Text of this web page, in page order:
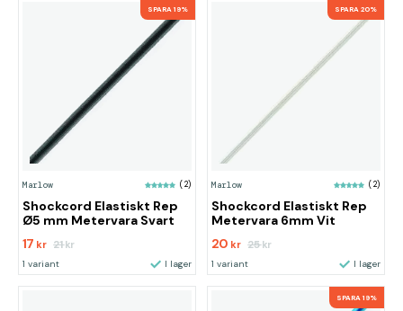
SPARA 19%
Marlow (2)
Shockcord Elastiskt Rep
Ø5 mm Metervara Svart
17 kr 21kr
1 variant I lager
SPARA 20%
Marlow (2)
Shockcord Elastiskt Rep
Metervara 6mm Vit
20 kr 25kr
1 variant I lager
SPARA 19%